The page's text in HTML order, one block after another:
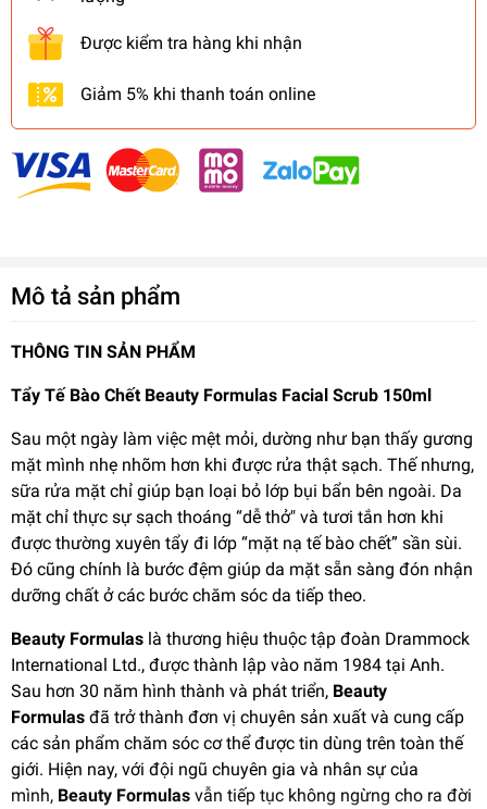
Được kiểm tra hàng khi nhận
Giảm 5% khi thanh toán online
Mô tả sản phẩm
THÔNG TIN SẢN PHẨM
Tẩy Tế Bào Chết Beauty Formulas Facial Scrub 150ml
Sau một ngày làm việc mệt mỏi, dường như bạn thấy gương
mặt mình nhẹ nhõm hơn khi được rửa thật sạch. Thế nhưng,
sữa rửa mặt chỉ giúp bạn loại bỏ lớp bụi bẩn bên ngoài. Da
mặt chỉ thực sự sạch thoáng “dễ thở" và tươi tắn hơn khi
được thường xuyên tẩy đi lớp “mặt nạ tế bào chết” sần sùi.
Đó cũng chính là bước đệm giúp da mặt sẵn sàng đón nhận
dưỡng chất ở các bước chăm sóc da tiếp theo.
Beauty Formulas là thương hiệu thuộc tập đoàn Drammock
International Ltd., được thành lập vào năm 1984 tại Anh.
Sau hơn 30 năm hình thành và phát triển, Beauty
Formulas đã trở thành đơn vị chuyên sản xuất và cung cấp
các sản phẩm chăm sóc cơ thể được tin dùng trên toàn thế
giới. Hiện nay, với đội ngũ chuyên gia và nhân sự của
mình, Beauty Formulas vẫn tiếp tục không ngừng cho ra đời